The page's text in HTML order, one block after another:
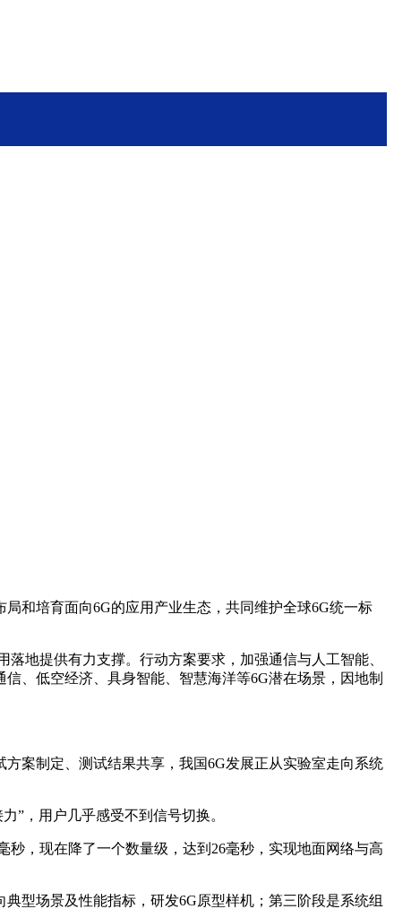
和培育面向6G的应用产业生态，共同维护全球6G统一标
地提供有力支撑。行动方案要求，加强通信与人工智能、
、低空经济、具身智能、智慧海洋等6G潜在场景，因地制
案制定、测试结果共享，我国6G发展正从实验室走向系统
，用户几乎感受不到信号切换。
，现在降了一个数量级，达到26毫秒，实现地面网络与高
型场景及性能指标，研发6G原型样机；第三阶段是系统组